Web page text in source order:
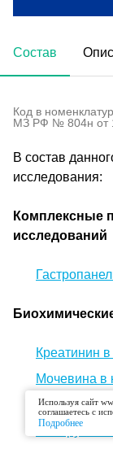
Состав
Код в
МЗ РФ № 804н от
В состав
исследования:
Комплексные
исследований
Креатинин
Мочевина в
Мочевая
Билирубин
Используя сайт
соглашаетесь с
Подробнее